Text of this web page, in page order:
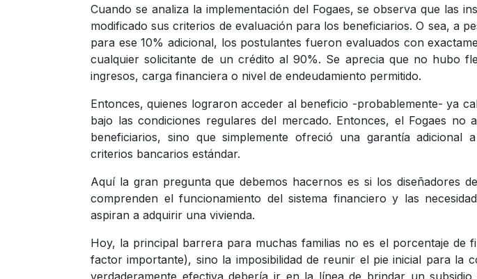
Cuando se analiza la implementación del Fogaes, se observa que las
modificado sus criterios de evaluación para los beneficiarios. O sea, a
para ese 10% adicional, los postulantes fueron evaluados con
cualquier solicitante de un crédito al 90%. Se aprecia que no hubo
ingresos, carga financiera o nivel de endeudamiento permitido.
Entonces, quienes lograron acceder al beneficio -probablemente- ya
bajo las condiciones regulares del mercado. Entonces, el Fogaes no
beneficiarios, sino que simplemente ofreció una garantía adicional
criterios bancarios estándar.
Aquí la gran pregunta que debemos hacernos es si los diseñadores
comprenden el funcionamiento del sistema financiero y las
aspiran a adquirir una vivienda.
Hoy, la principal barrera para muchas familias no es el porcentaje de
factor importante), sino la imposibilidad de reunir el pie inicial para la
verdaderamente efectiva debería ir en la línea de brindar un